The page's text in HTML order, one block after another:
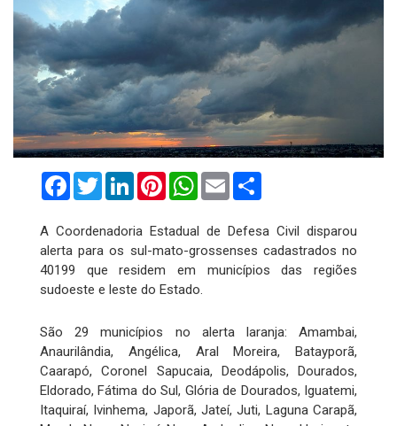
FacebookTwitterLinkedInPinterestWhatsApp
Email
A Coordenadoria Estadual de Defesa Civil disparou
alerta para os sul-mato-grossenses cadastrados no
40199 que residem em municípios das regiões
sudoeste e leste do Estado.
São 29 municípios no alerta laranja: Amambai,
Anaurilândia, Angélica, Aral Moreira, Batayporã,
Caarapó, Coronel Sapucaia, Deodápolis, Dourados,
Eldorado, Fátima do Sul, Glória de Dourados, Iguatemi,
Itaquiraí, Ivinhema, Japorã, Jateí, Juti, Laguna Carapã,